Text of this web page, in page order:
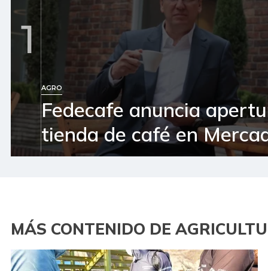
1
AGRO
Fedecafe anuncia
tienda de café en
MÁS CONTENIDO DE